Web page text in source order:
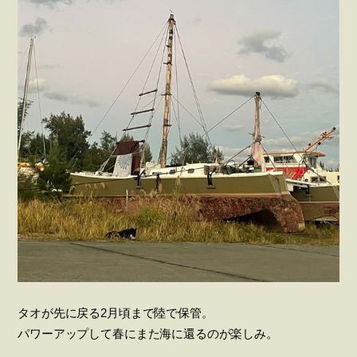
タオが先に戻る2月頃まで陸で保管。
パワーアップして春にまた海に還るのが楽しみ。